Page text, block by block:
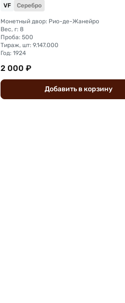
VF Серебро
Монетный двор: Рио-де-Жанейро
Вес, г: 8
Проба: 500
Тираж, шт: 9.147.000
Год: 1924
2 000 ₽
Добавить вкорзину